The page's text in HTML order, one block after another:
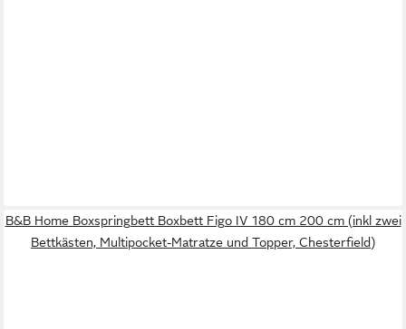
B&B Home Boxspringbett Boxbett Figo IV 180 cm 200 cm (inkl zwei
Bettkästen, Multipocket-Matratze und Topper, Chesterfield)